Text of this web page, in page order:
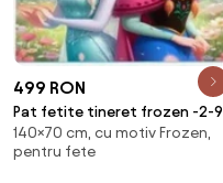
499 RON
Pat fetite tineret frozen -2-9
ani
140×70 cm, cu motiv Frozen,
pentru fete